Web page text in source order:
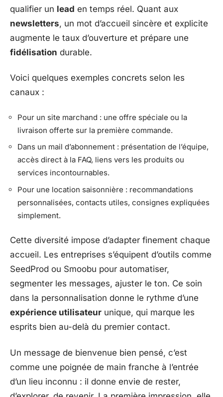
qualifier un lead en temps réel. Quant aux
newsletters, un mot d’accueil sincère et explicite
augmente le taux d’ouverture et prépare une
fidélisation durable.
Voici quelques exemples concrets selon les
canaux :
Pour un site marchand : une offre spéciale ou la
livraison offerte sur la première commande.
Dans un mail d’abonnement : présentation de l’équipe,
accès direct à la FAQ, liens vers les produits ou
services incontournables.
Pour une location saisonnière : recommandations
personnalisées, contacts utiles, consignes expliquées
simplement.
Cette diversité impose d’adapter finement chaque
accueil. Les entreprises s’équipent d’outils comme
SeedProd ou Smoobu pour automatiser,
segmenter les messages, ajuster le ton. Ce soin
dans la personnalisation donne le rythme d’une
expérience utilisateur unique, qui marque les
esprits bien au-delà du premier contact.
Un message de bienvenue bien pensé, c’est
comme une poignée de main franche à l’entrée
d’un lieu inconnu : il donne envie de rester,